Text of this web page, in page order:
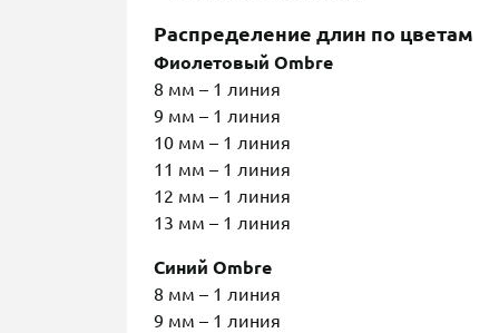
Распределение длин по цветам
Фиолетовый Ombre
8 мм – 1 линия
9 мм – 1 линия
10 мм – 1 линия
11 мм – 1 линия
12 мм – 1 линия
13 мм – 1 линия
Синий Ombre
8 мм – 1 линия
9 мм – 1 линия